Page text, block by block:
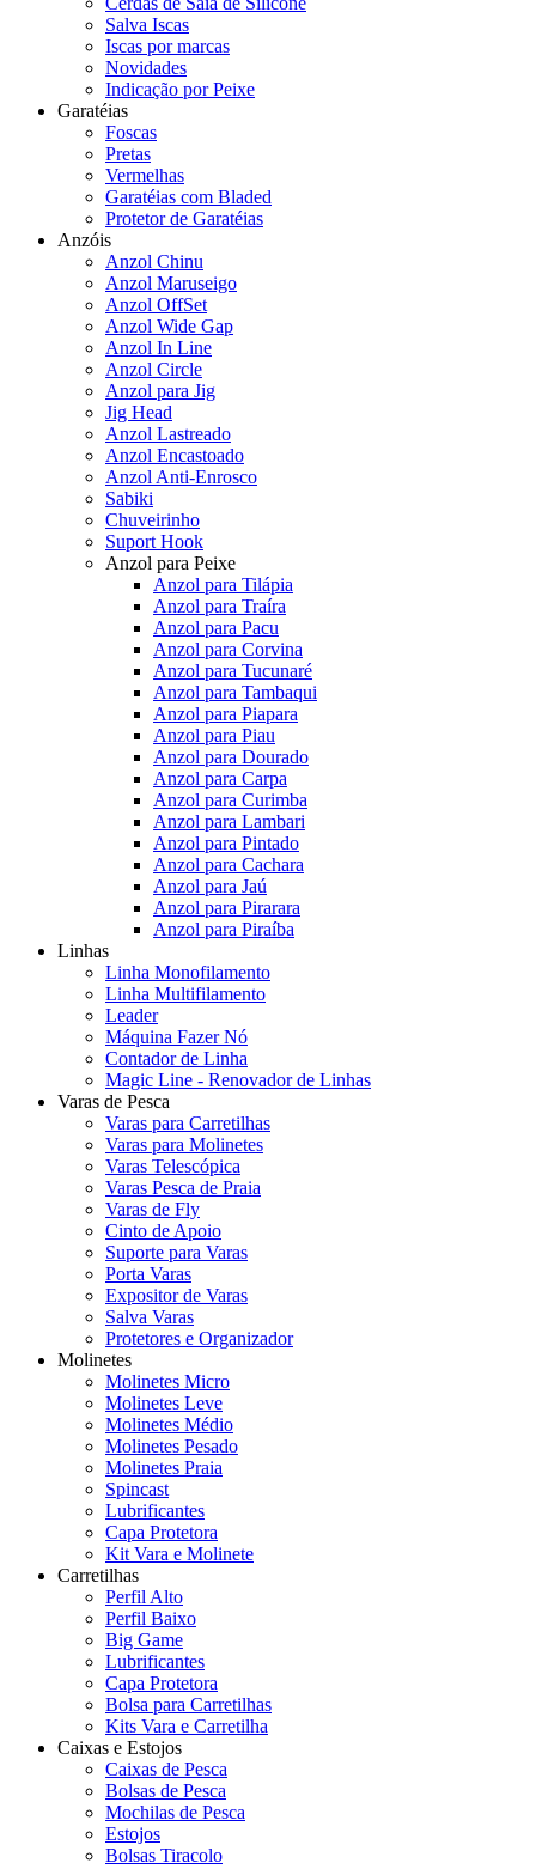
Salva Iscas
Iscas por marcas
Novidades
Indicação por Peixe
Garatéias
Foscas
Pretas
Vermelhas
Garatéias com Bladed
Protetor de Garatéias
Anzóis
Anzol Chinu
Anzol Maruseigo
Anzol OffSet
Anzol Wide Gap
Anzol In Line
Anzol Circle
Anzol para Jig
Jig Head
Anzol Lastreado
Anzol Encastoado
Anzol Anti-Enrosco
Sabiki
Chuveirinho
Suport Hook
Anzol para Peixe
Anzol para Tilápia
Anzol para Traíra
Anzol para Pacu
Anzol para Corvina
Anzol para Tucunaré
Anzol para Tambaqui
Anzol para Piapara
Anzol para Piau
Anzol para Dourado
Anzol para Carpa
Anzol para Curimba
Anzol para Lambari
Anzol para Pintado
Anzol para Cachara
Anzol para Jaú
Anzol para Pirarara
Anzol para Piraíba
Linhas
Linha Monofilamento
Linha Multifilamento
Leader
Máquina Fazer Nó
Contador de Linha
Magic Line - Renovador de Linhas
Varas de Pesca
Varas para Carretilhas
Varas para Molinetes
Varas Telescópica
Varas Pesca de Praia
Varas de Fly
Cinto de Apoio
Suporte para Varas
Porta Varas
Expositor de Varas
Salva Varas
Protetores e Organizador
Molinetes
Molinetes Micro
Molinetes Leve
Molinetes Médio
Molinetes Pesado
Molinetes Praia
Spincast
Lubrificantes
Capa Protetora
Kit Vara e Molinete
Carretilhas
Perfil Alto
Perfil Baixo
Big Game
Lubrificantes
Capa Protetora
Bolsa para Carretilhas
Kits Vara e Carretilha
Caixas e Estojos
Caixas de Pesca
Bolsas de Pesca
Mochilas de Pesca
Estojos
Bolsas Tiracolo